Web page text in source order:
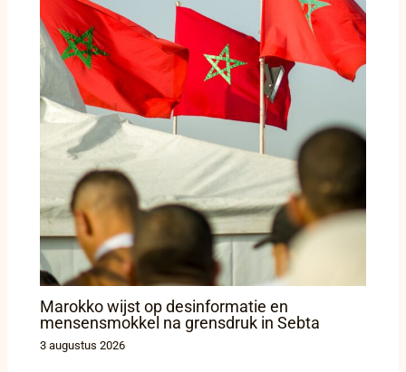
Marokko wijst op desinformatie en
mensensmokkel na grensdruk in Sebta
3 augustus 2026